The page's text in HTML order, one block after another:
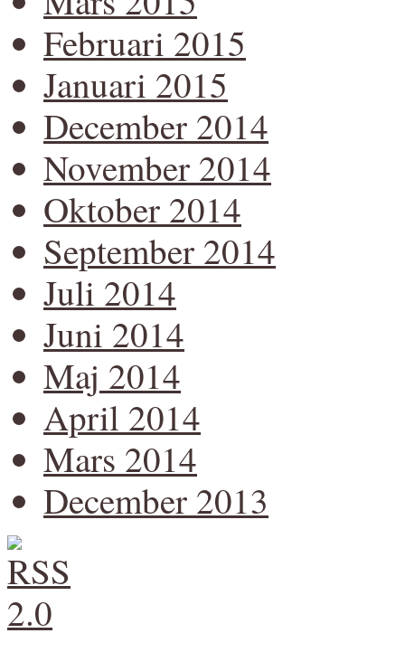
Februari 2015
Januari 2015
December 2014
November 2014
Oktober 2014
September 2014
Juli 2014
Juni 2014
Maj 2014
April 2014
Mars 2014
December 2013